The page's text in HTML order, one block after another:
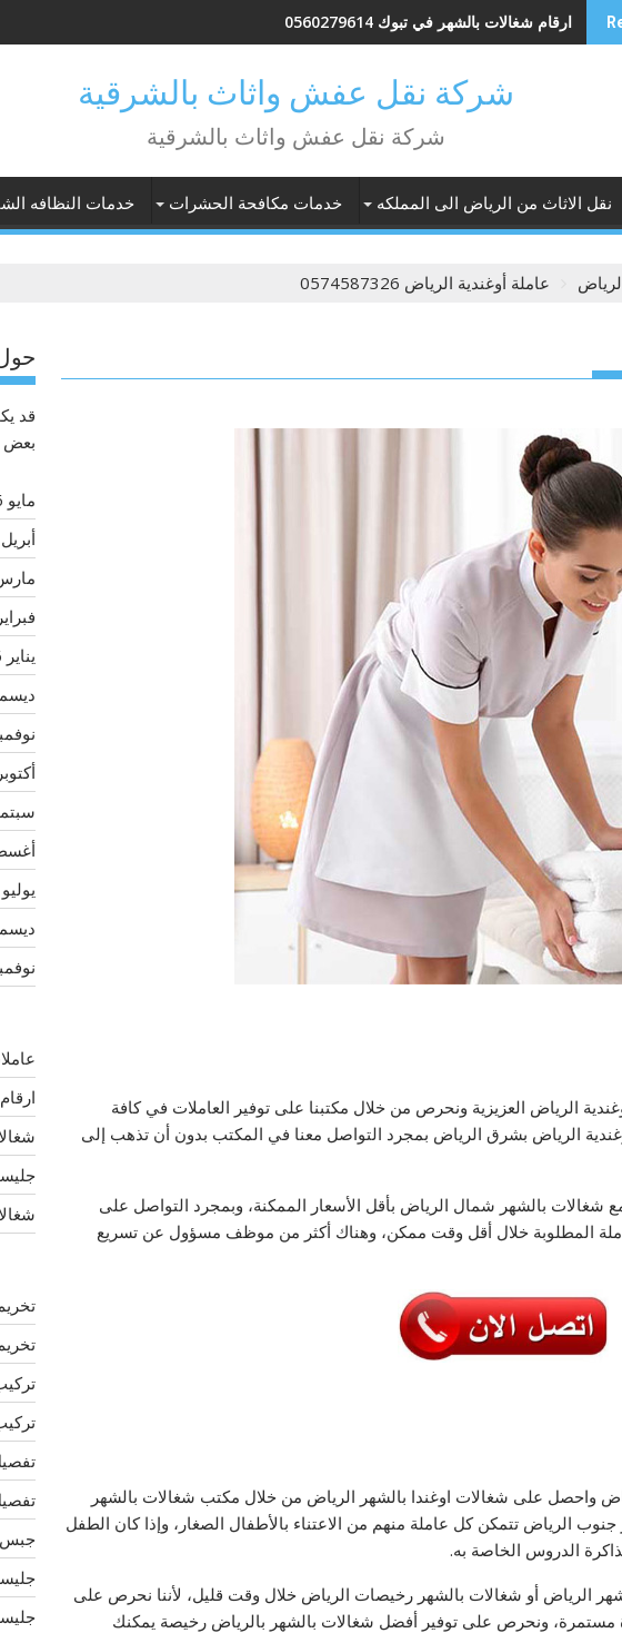
ارقام شغالات بالشهر في تبوك 0560279614
شركة نقل عفش واثاث بالشرقية
شركة نقل عفش واثاث بالشرقية
نقل الاثاث من الرياض الى المملكه خدمات مكافحة الحشرات خدمات النظافه
عاملة أوغندية الرياض 0574587326
الرياض العزيزية ونحرص من خلال مكتبنا على توفير العاملات في كافة
الرياض بشرق الرياض بمجرد التواصل معنا في المكتب بدون أن تذهب إلى
بالشهر شمال الرياض بأقل الأسعار الممكنة، وبمجرد التواصل على
المطلوبة خلال أقل وقت ممكن، وهناك أكثر من موظف مسؤول عن تسريع
واحصل على شغالات اوغندا بالشهر الرياض من خلال مكتب شغالات بالشهر
الرياض تتمكن كل عاملة منهم من الاعتناء بالأطفال الصغار، وإذا كان الطفل
الدروس الخاصة به.
الرياض أو شغالات بالشهر رخيصات الرياض خلال وقت قليل، لأننا نحرص على
مستمرة، ونحرص على توفير أفضل شغالات بالشهر بالرياض رخيصة يمكنك
قد
بعض
مايو 2026
أبريل 2026
مارس
فبراير 2026
يناير 2026
ديسمبر
نوفمبر
أكتوبر 2025
سبتمبر
يوليو 2025
ديسمبر
نوفمبر
ارقام
جبس